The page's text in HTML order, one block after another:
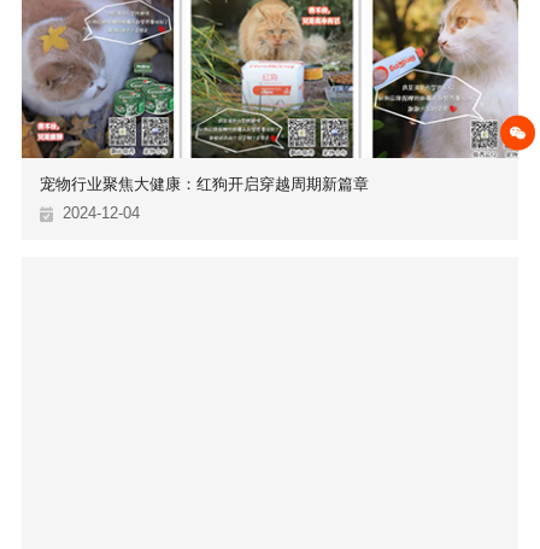
宠物行业聚焦大健康：红狗开启穿越周期新篇章
2024-12-04